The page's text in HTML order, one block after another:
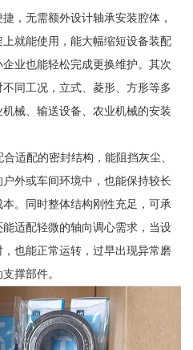
，无需额外设计轴承安装腔体，
就能使用，能大幅缩短设备装配
业也能轻松完成更换维护。其次
同工况，立式、菱形、方形等多
械、输送设备、农业机械的安装
适配的密封结构，能阻挡灰尘、
外或车间环境中，也能保持较长
。同时整体结构刚性充足，可承
适配轻微的轴向调心需求，当设
也能正常运转，过早出现异常磨
撑部件。